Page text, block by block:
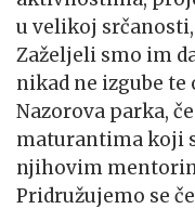
u velikoj
Zaželjeli smo im
nikad ne izgube te
Nazorova parka,
maturantima koji
njihovim
Pridružujemo se